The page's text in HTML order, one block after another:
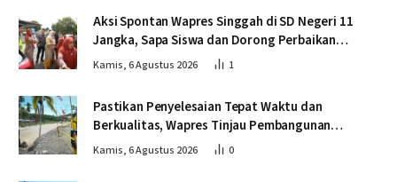
Aksi Spontan Wapres Singgah di SD Negeri 11
Jangka, Sapa Siswa dan Dorong Perbaikan
Sekolah
Kamis, 6 Agustus 2026 1
Pastikan Penyelesaian Tepat Waktu dan
Berkualitas, Wapres Tinjau Pembangunan
Jembatan Lumut
Kamis, 6 Agustus 2026 0